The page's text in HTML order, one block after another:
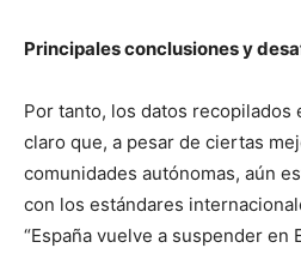
Principales conclusiones y
Por tanto, los datos recopilados
claro que, a pesar de ciertas
comunidades autónomas, aún
con los estándares
“España vuelve a suspender en